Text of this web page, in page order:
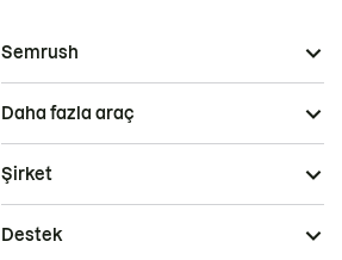
Semrush
Daha fazla araç
Şirket
Destek